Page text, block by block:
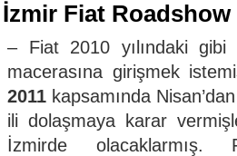
İzmir Fiat
– Fiat 2010 yılındaki
macerasına girişmek
2011 kapsamında
ili dolaşmaya karar
İzmirde